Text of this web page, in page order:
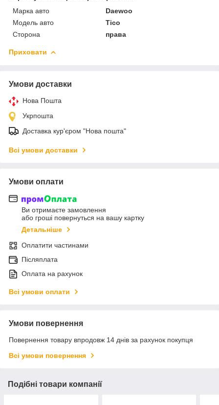
Марка авто
Daewoo
Модель авто
Tico
Сторона
права
Приховати
Умови доставки
Нова Пошта
Укрпошта
Доставка кур'єром "Нова пошта"
Всі умови доставки
Умови оплати
Ви отримаєте замовлення
або гроші повернуться на вашу картку
Детальніше
Оплатити частинами
Післяплата
Оплата на рахунок
Всі умови оплати
Умови повернення
Повернення товару впродовж 14 днів за рахунок покупця
Всі умови повернення
Подібні товари компанії